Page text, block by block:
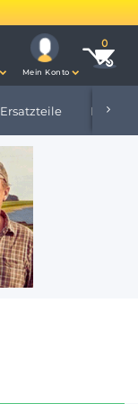
Mein Konto
Ersatzteile